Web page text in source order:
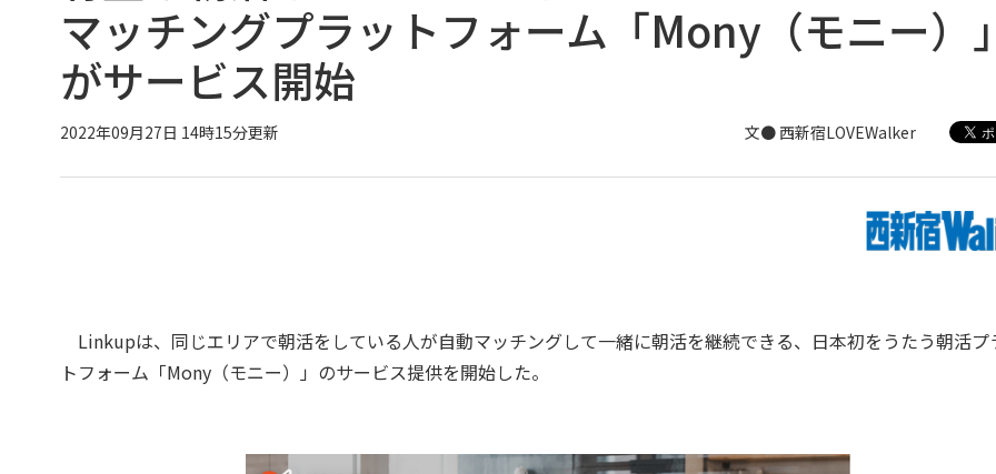
マッチングプラットフォーム「Mony（モニー）
がサービス開始
2022年09月27日 14時15分更新 文● 西新宿LOVEWalker
Linkupは、同じエリアで朝活をしている人が自動マッチングして一緒に朝活を継続できる、日本初をうたう朝活プ
トフォーム「Mony（モニー）」のサービス提供を開始した。